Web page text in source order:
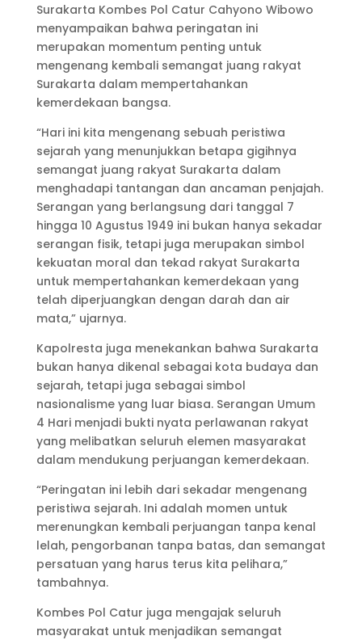
Surakarta Kombes Pol Catur Cahyono Wibowo
menyampaikan bahwa peringatan ini
merupakan momentum penting untuk
mengenang kembali semangat juang rakyat
Surakarta dalam mempertahankan
kemerdekaan bangsa.
“Hari ini kita mengenang sebuah peristiwa
sejarah yang menunjukkan betapa gigihnya
semangat juang rakyat Surakarta dalam
menghadapi tantangan dan ancaman penjajah.
Serangan yang berlangsung dari tanggal 7
hingga 10 Agustus 1949 ini bukan hanya sekadar
serangan fisik, tetapi juga merupakan simbol
kekuatan moral dan tekad rakyat Surakarta
untuk mempertahankan kemerdekaan yang
telah diperjuangkan dengan darah dan air
mata,” ujarnya.
Kapolresta juga menekankan bahwa Surakarta
bukan hanya dikenal sebagai kota budaya dan
sejarah, tetapi juga sebagai simbol
nasionalisme yang luar biasa. Serangan Umum
4 Hari menjadi bukti nyata perlawanan rakyat
yang melibatkan seluruh elemen masyarakat
dalam mendukung perjuangan kemerdekaan.
“Peringatan ini lebih dari sekadar mengenang
peristiwa sejarah. Ini adalah momen untuk
merenungkan kembali perjuangan tanpa kenal
lelah, pengorbanan tanpa batas, dan semangat
persatuan yang harus terus kita pelihara,”
tambahnya.
Kombes Pol Catur juga mengajak seluruh
masyarakat untuk menjadikan semangat